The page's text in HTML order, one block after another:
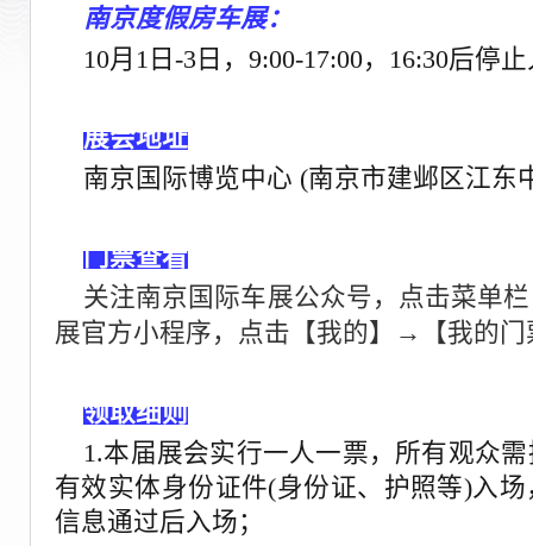
南京度假房车展：
10月1日-3日，9:00-17:00，16:30后停
展会地址
南京国际博览中心 (南京市建邺区江东
门票查看
关注南京国际车展公众号，点击菜单
展官方小程序，点击【我的】→【我的门
领取细则
1.本届展会实行一人一票，所有观众
有效实体身份证件(身份证、护照等)入
信息通过后入场；